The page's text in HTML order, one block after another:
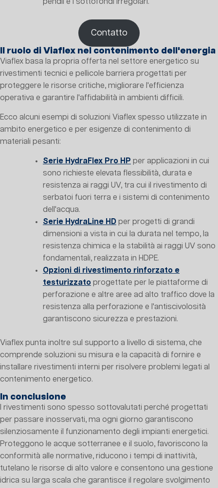
pendii e i sottofondi irregolari.
Contatto
Il ruolo di Viaflex nel contenimento dell'energia
Viaflex basa la propria offerta nel settore energetico su
rivestimenti tecnici e pellicole barriera progettati per
proteggere le risorse critiche, migliorare l'efficienza
operativa e garantire l'affidabilità in ambienti difficili.
Ecco alcuni esempi di soluzioni Viaflex spesso utilizzate in
ambito energetico e per esigenze di contenimento di
materiali pesanti:
Serie HydraFlex Pro HP per applicazioni in cui
sono richieste elevata flessibilità, durata e
resistenza ai raggi UV, tra cui il rivestimento di
serbatoi fuori terra e i sistemi di contenimento
dell'acqua.
Serie HydraLine HD per progetti di grandi
dimensioni a vista in cui la durata nel tempo, la
resistenza chimica e la stabilità ai raggi UV sono
fondamentali, realizzata in HDPE.
Opzioni di rivestimento rinforzato e
testurizzato progettate per le piattaforme di
perforazione e altre aree ad alto traffico dove la
resistenza alla perforazione e l'antiscivolosità
garantiscono sicurezza e prestazioni.
Viaflex punta inoltre sul supporto a livello di sistema, che
comprende soluzioni su misura e la capacità di fornire e
installare rivestimenti interni per risolvere problemi legati al
contenimento energetico.
In conclusione
I rivestimenti sono spesso sottovalutati perché progettati
per passare inosservati, ma ogni giorno garantiscono
silenziosamente il funzionamento degli impianti energetici.
Proteggono le acque sotterranee e il suolo, favoriscono la
conformità alle normative, riducono i tempi di inattività,
tutelano le risorse di alto valore e consentono una gestione
idrica su larga scala che garantisce il regolare svolgimento